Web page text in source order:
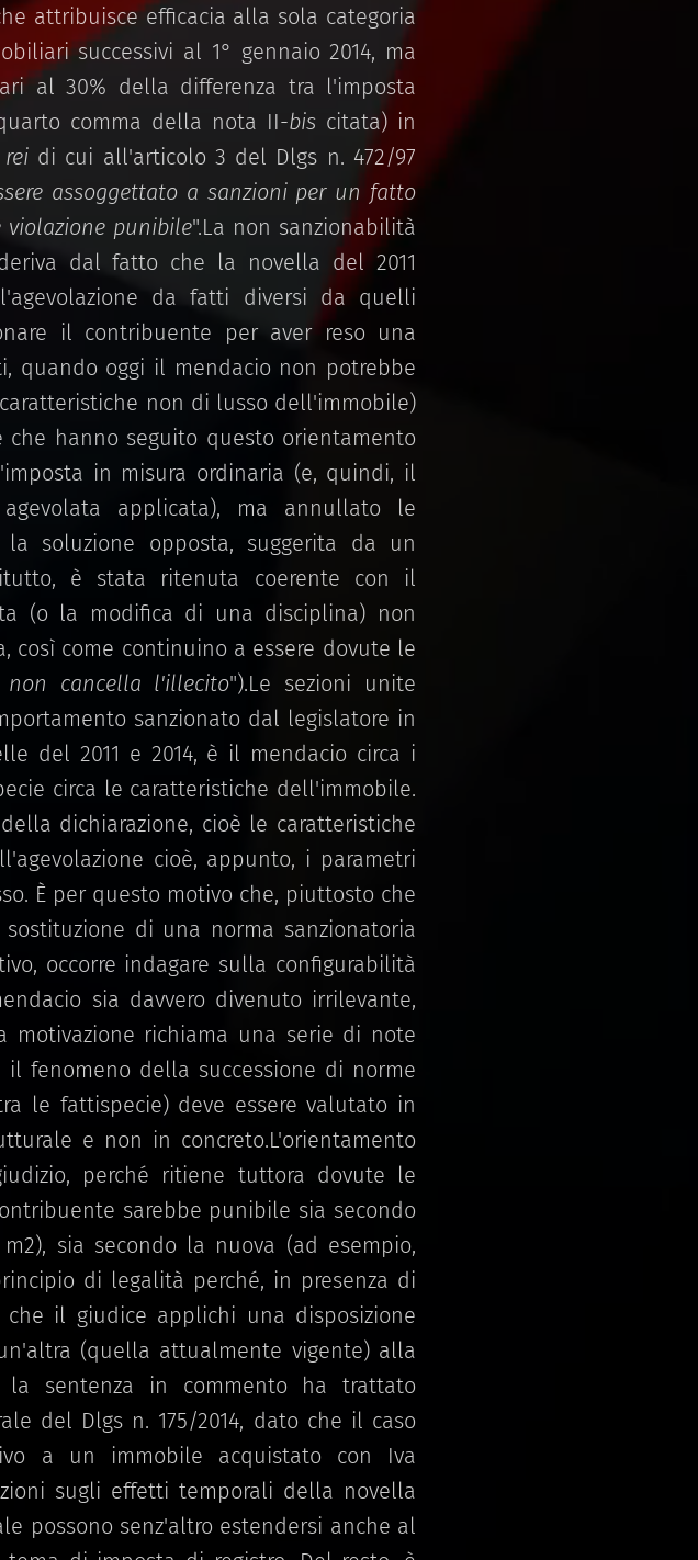
attribuisce efficacia alla sola categoria
successivi al 1° gennaio 2014, ma
al 30% della differenza tra l'imposta
comma della nota II-bis citata) in
di cui all'articolo 3 del Dlgs n. 472/97
assoggettato a sanzioni per un fatto
violazione punibile".La non sanzionabilità
dal fatto che la novella del 2011
da fatti diversi da quelli
il contribuente per aver reso una
quando oggi il mendacio non potrebbe
non di lusso dell'immobile)
hanno seguito questo orientamento
in misura ordinaria (e, quindi, il
applicata), ma annullato le
soluzione opposta, suggerita da un
è stata ritenuta coerente con il
(o la modifica di una disciplina) non
così come continuino a essere dovute le
non cancella l'illecito").Le sezioni unite
sanzionato dal legislatore in
del 2011 e 2014, è il mendacio circa i
circa le caratteristiche dell'immobile.
dichiarazione, cioè le caratteristiche
cioè, appunto, i parametri
È per questo motivo che, piuttosto che
di una norma sanzionatoria
occorre indagare sulla configurabilità
sia davvero divenuto irrilevante,
motivazione richiama una serie di note
fenomeno della successione di norme
le fattispecie) deve essere valutato in
e non in concreto.L'orientamento
perché ritiene tuttora dovute le
sarebbe punibile sia secondo
sia secondo la nuova (ad esempio,
di legalità perché, in presenza di
il giudice applichi una disposizione
(quella attualmente vigente) alla
la sentenza in commento ha trattato
del Dlgs n. 175/2014, dato che il caso
a un immobile acquistato con Iva
sugli effetti temporali della novella
possono senz'altro estendersi anche al